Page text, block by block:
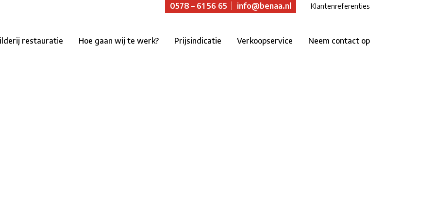
Klantenreferenties
0578 – 61 56 65 info@benaa.nl
restauratie Hoe gaan wij te werk? Prijsindicatie Verkoopservice Neem contact op